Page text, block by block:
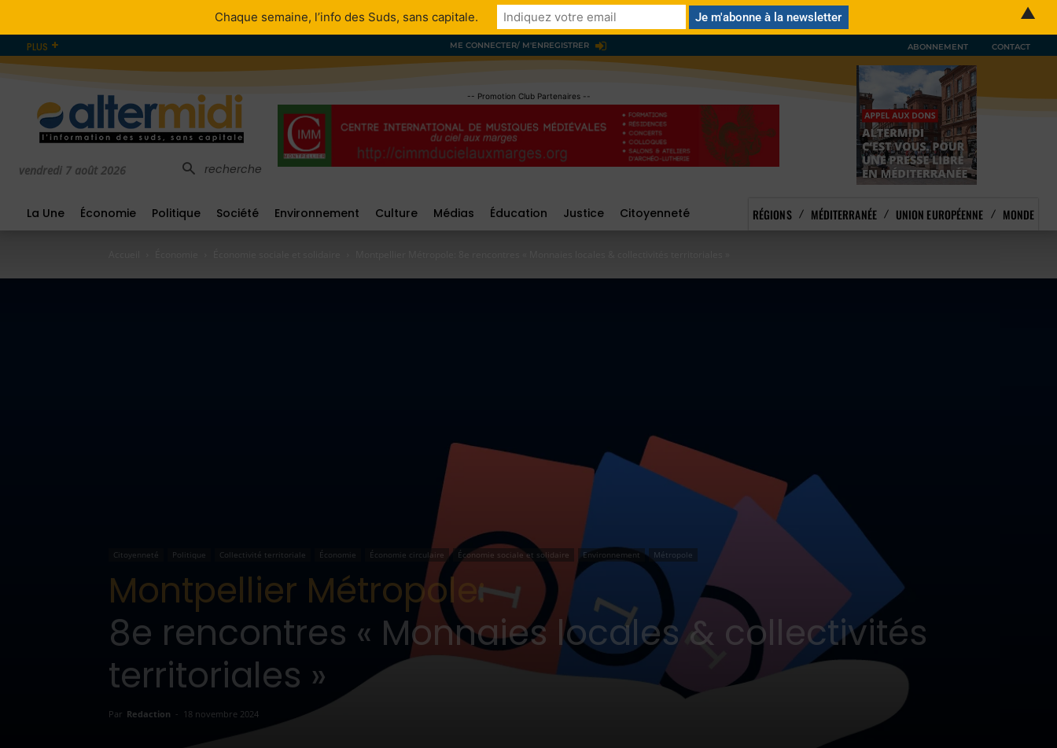
PLUS ME CONNECTER/ M'ENREGISTRER ABONNEMENT CONTACT
vendredi 7 août 2026 recherche
-- Promotion Club Partenaires --
La Une Économie Politique Société Environnement Culture Médias Éducation Justice Citoyenneté RÉGIONS MÉDITERRANÉE UNION EUROPÉENNE MONDE
Citoyenneté Politique Collectivité territoriale Économie Économie circulaire Économie sociale et solidaire Environnement Métropole
Montpellier Métropole:
8e rencontres « Monnaies locales & collectivités
territoriales »
Par Redaction - 18 novembre 2024
Chaque semaine, l’info des Suds, sans capitale. ▲